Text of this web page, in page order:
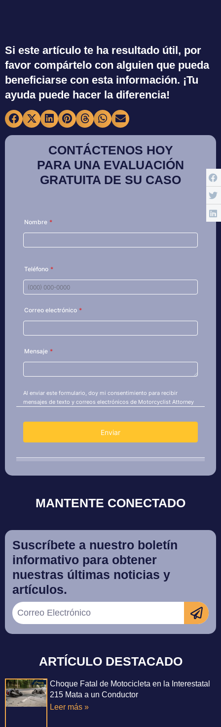
Si este artículo te ha resultado útil, por
favor compártelo con alguien que pueda
beneficiarse con esta información. ¡Tu
ayuda puede hacer la diferencia!
CONTÁCTENOS HOY
PARA UNA EVALUACIÓN
GRATUITA DE SU CASO
MANTENTE CONECTADO
Suscríbete a nuestro boletín
informativo para obtener
nuestras últimas noticias y
artículos.
ARTÍCULO DESTACADO
Choque Fatal de Motocicleta en la Interestatal
215 Mata a un Conductor
Leer más »